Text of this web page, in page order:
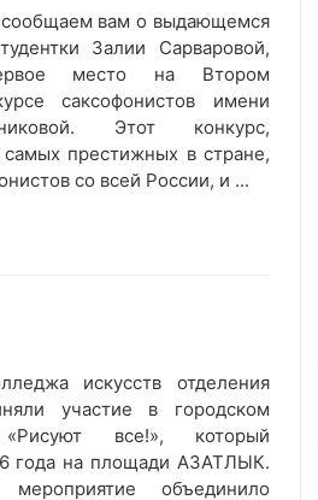
вам о выдающемся
Залии Сарваровой,
место на Втором
саксофонистов имени
Этот конкурс,
престижных в стране,
со всей России, и ...
искусств отделения
участие в городском
все!», который
года на площади АЗАТЛЫК.
объединило